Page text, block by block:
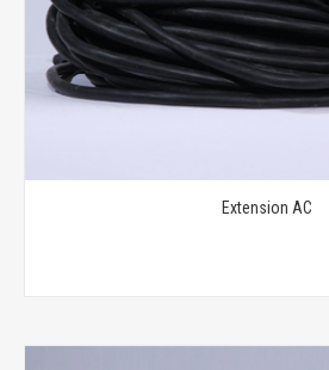
Extension AC